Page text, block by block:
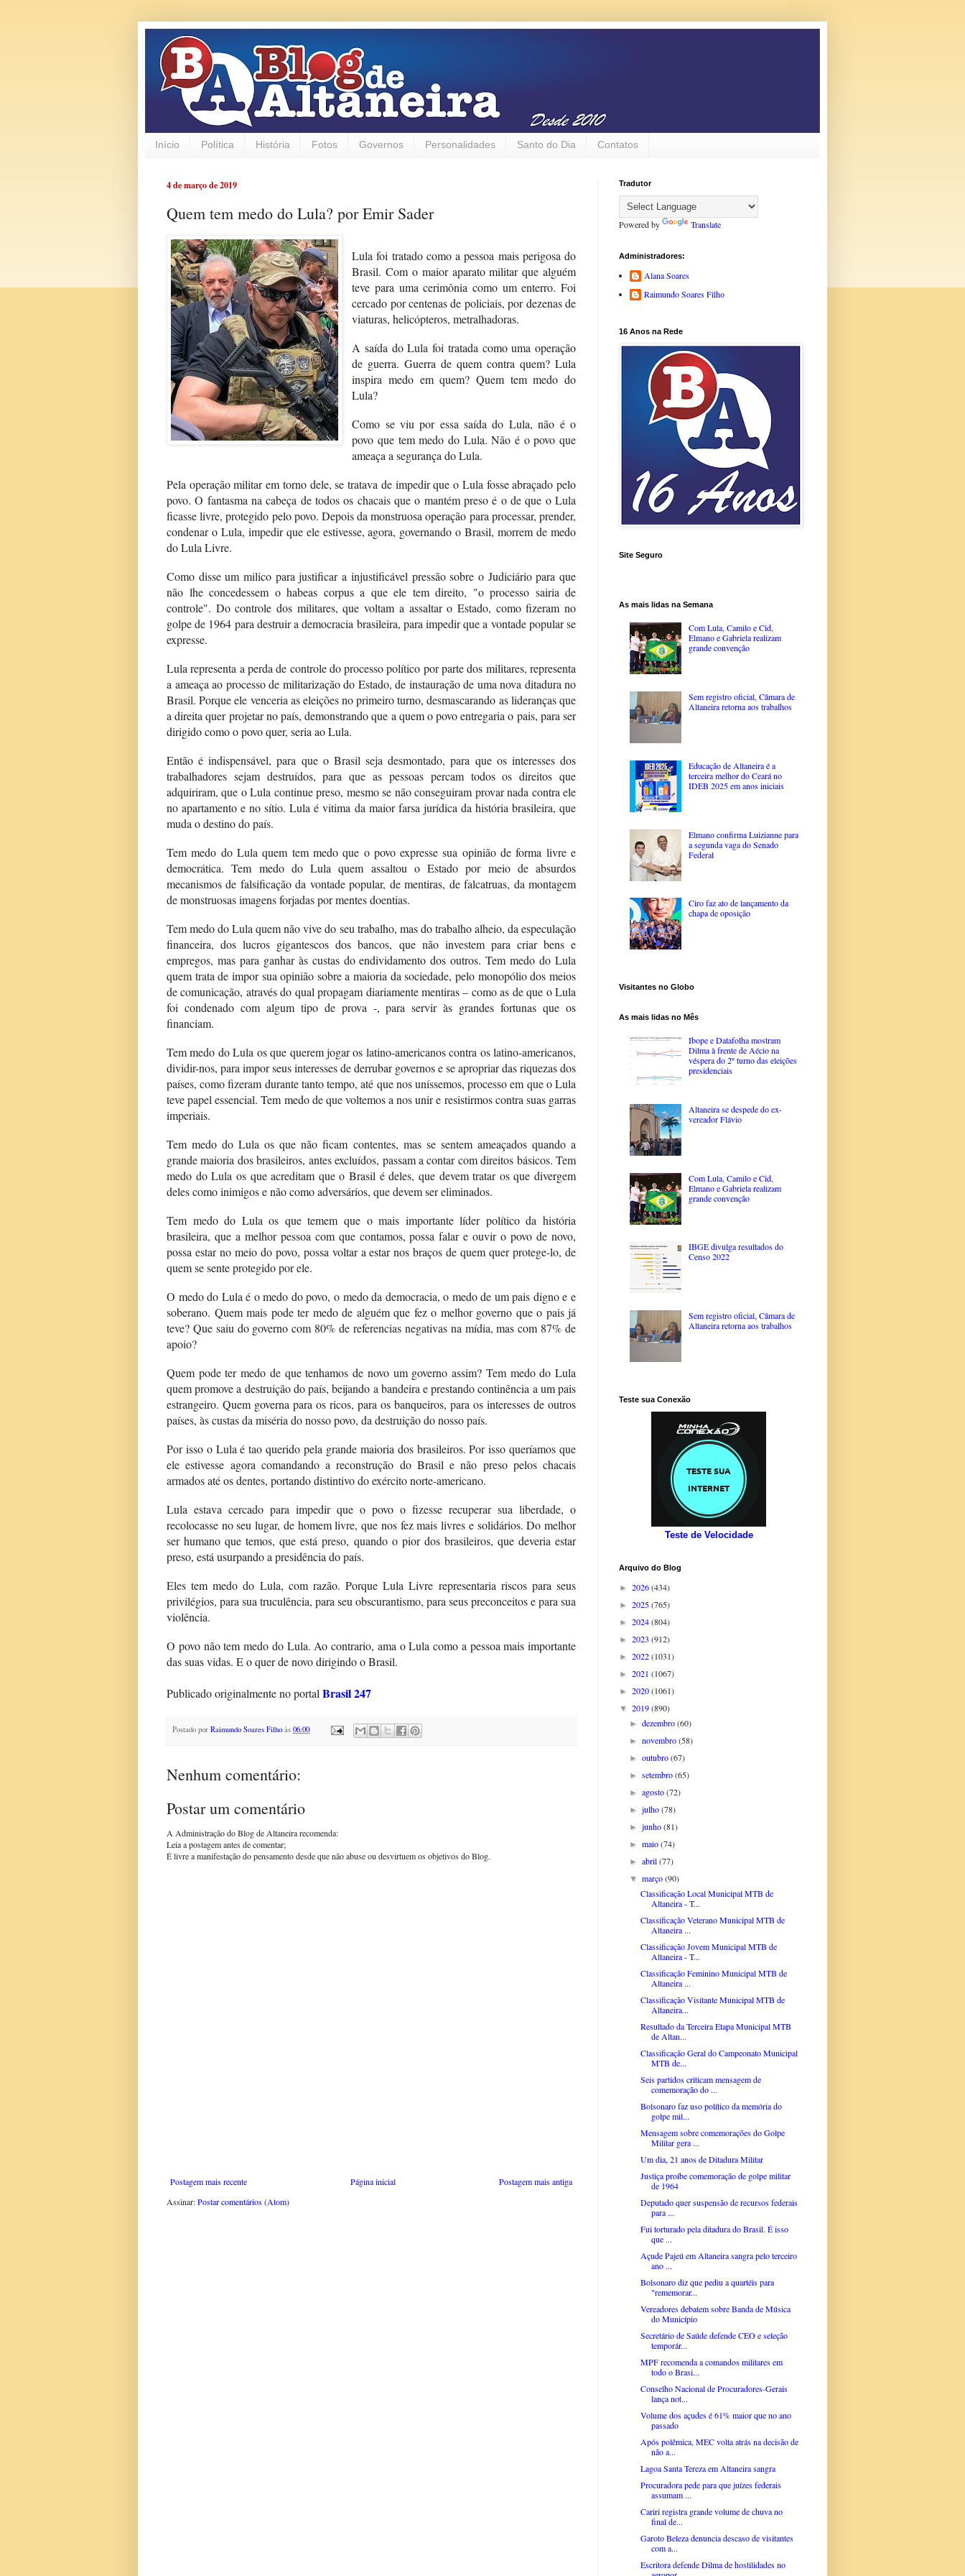
Início Política História Fotos Governos Personalidades Santo do Dia Contatos
4 de março de 2019
Quem tem medo do Lula? por Emir Sader
Lula foi tratado como a pessoa mais perigosa do
Brasil. Com o maior aparato militar que alguém
teve para uma cerimônia como um enterro. Foi
cercado por centenas de policiais, por dezenas de
viaturas, helicópteros, metralhadoras.
A saída do Lula foi tratada como uma operação
de guerra. Guerra de quem contra quem? Lula
inspira medo em quem? Quem tem medo do
Lula?
Como se viu por essa saída do Lula, não é o
povo que tem medo do Lula. Não é o povo que
ameaça a segurança do Lula.
Pela operação militar em torno dele, se tratava de impedir que o Lula fosse abraçado pelo
povo. O fantasma na cabeça de todos os chacais que o mantém preso é o de que o Lula
ficasse livre, protegido pelo povo. Depois da monstruosa operação para processar, prender,
condenar o Lula, impedir que ele estivesse, agora, governando o Brasil, morrem de medo
do Lula Livre.
Como disse um milico para justificar a injustificável pressão sobre o Judiciário para que
não lhe concedessem o habeas corpus a que ele tem direito, "o processo sairia de
controle". Do controle dos militares, que voltam a assaltar o Estado, como fizeram no
golpe de 1964 para destruir a democracia brasileira, para impedir que a vontade popular se
expresse.
Lula representa a perda de controle do processo político por parte dos militares, representa
a ameaça ao processo de militarização do Estado, de instauração de uma nova ditadura no
Brasil. Porque ele venceria as eleições no primeiro turno, desmascarando as lideranças que
a direita quer projetar no país, demonstrando que a quem o povo entregaria o pais, para ser
dirigido como o povo quer, seria ao Lula.
Então é indispensável, para que o Brasil seja desmontado, para que os interesses dos
trabalhadores sejam destruídos, para que as pessoas percam todos os direitos que
adquiriram, que o Lula continue preso, mesmo se não conseguiram provar nada contra ele
no apartamento e no sítio. Lula é vitima da maior farsa jurídica da história brasileira, que
muda o destino do país.
Tem medo do Lula quem tem medo que o povo expresse sua opinião de forma livre e
democrática. Tem medo do Lula quem assaltou o Estado por meio de absurdos
mecanismos de falsificação da vontade popular, de mentiras, de falcatruas, da montagem
de monstruosas imagens forjadas por mentes doentias.
Tem medo do Lula quem não vive do seu trabalho, mas do trabalho alheio, da especulação
financeira, dos lucros gigantescos dos bancos, que não investem para criar bens e
empregos, mas para ganhar às custas do endividamento dos outros. Tem medo do Lula
quem trata de impor sua opinião sobre a maioria da sociedade, pelo monopólio dos meios
de comunicação, através do qual propagam diariamente mentiras – como as de que o Lula
foi condenado com algum tipo de prova -, para servir às grandes fortunas que os
financiam.
Tem medo do Lula os que querem jogar os latino-americanos contra os latino-americanos,
dividir-nos, para impor seus interesses de derrubar governos e se apropriar das riquezas dos
países, como fizeram durante tanto tempo, até que nos uníssemos, processo em que o Lula
teve papel essencial. Tem medo de que voltemos a nos unir e resistirmos contra suas garras
imperiais.
Tem medo do Lula os que não ficam contentes, mas se sentem ameaçados quando a
grande maioria dos brasileiros, antes excluídos, passam a contar com direitos básicos. Tem
medo do Lula os que acreditam que o Brasil é deles, que devem tratar os que divergem
deles como inimigos e não como adversários, que devem ser eliminados.
Tem medo do Lula os que temem que o mais importante líder político da história
brasileira, que a melhor pessoa com que contamos, possa falar e ouvir o povo de novo,
possa estar no meio do povo, possa voltar a estar nos braços de quem quer protege-lo, de
quem se sente protegido por ele.
O medo do Lula é o medo do povo, o medo da democracia, o medo de um pais digno e e
soberano. Quem mais pode ter medo de alguém que fez o melhor governo que o pais já
teve? Que saiu do governo com 80% de referencias negativas na mídia, mas com 87% de
apoio?
Quem pode ter medo de que tenhamos de novo um governo assim? Tem medo do Lula
quem promove a destruição do país, beijando a bandeira e prestando continência a um pais
estrangeiro. Quem governa para os ricos, para os banqueiros, para os interesses de outros
países, às custas da miséria do nosso povo, da destruição do nosso país.
Por isso o Lula é tao querido pela grande maioria dos brasileiros. Por isso queríamos que
ele estivesse agora comandando a reconstrução do Brasil e não preso pelos chacais
armados até os dentes, portando distintivo do exército norte-americano.
Lula estava cercado para impedir que o povo o fizesse recuperar sua liberdade, o
recolocasse no seu lugar, de homem livre, que nos fez mais livres e solidários. Do melhor
ser humano que temos, que está preso, quando o pior dos brasileiros, que deveria estar
preso, está usurpando a presidência do país.
Eles tem medo do Lula, com razão. Porque Lula Livre representaria riscos para seus
privilégios, para sua truculência, para seu obscurantismo, para seus preconceitos e para sua
violência.
O povo não tem medo do Lula. Ao contrario, ama o Lula como a pessoa mais importante
das suas vidas. E o quer de novo dirigindo o Brasil.
Publicado originalmente no portalBrasil 247
Postado por Raimundo Soares Filho às 06:00
Nenhum comentário:
Postar um comentário
A Administração do Blog de Altaneira recomenda:
Leia a postagem antes de comentar;
É livre a manifestação do pensamento desde que não abuse ou desvirtuem os objetivos do Blog.
Postagem mais recente Postagem mais antiga
Página inicial
Assinar:Postar comentários (Atom)
Tradutor
Powered by Translate
Administradores:
Alana Soares
Raimundo Soares Filho
16 Anos na Rede
Site Seguro
As mais lidas na Semana
Com Lula, Camilo e Cid,
Elmano e Gabriela realizam
grande convenção
Sem registro oficial, Câmara de
Altaneira retorna aos trabalhos
Educação de Altaneira é a
terceira melhor do Ceará no
IDEB 2025 em anos iniciais
Elmano confirma Luizianne para
a segunda vaga do Senado
Federal
Ciro faz ato de lançamento da
chapa de oposição
Visitantes no Globo
As mais lidas no Mês
Ibope e Datafolha mostram
Dilma à frente de Aécio na
véspera do 2º turno das eleições
presidenciais
Altaneira se despede do ex-
vereador Flávio
Com Lula, Camilo e Cid,
Elmano e Gabriela realizam
grande convenção
IBGE divulga resultados do
Censo 2022
Sem registro oficial, Câmara de
Altaneira retorna aos trabalhos
Teste sua Conexão
Teste de Velocidade
Arquivo do Blog
► 2026(434)
► 2025(765)
► 2024(804)
► 2023 (912)
► 2022(1031)
► 2021 (1067)
► 2020(1061)
▼ 2019(890)
►dezembro(60)
►novembro(58)
►outubro(67)
►setembro(65)
►agosto(72)
►julho(78)
►junho(81)
►maio(74)
►abril(77)
▼março(90)
Classificação Local Municipal MTB de
Altaneira - T...
Classificação Veterano Municipal MTB de
Altaneira ...
Classificação Jovem Municipal MTB de
Altaneira - T...
Classificação Feminino Municipal MTB de
Altaneira ...
Classificação Visitante Municipal MTB de
Altaneira...
Resultado da Terceira Etapa Municipal MTB
de Altan...
Classificação Geral do Campeonato Municipal
MTB de...
Seis partidos criticam mensagem de
comemoração do ...
Bolsonaro faz uso político da memória do
golpe mil...
Mensagem sobre comemorações do Golpe
Militar gera ...
Um dia, 21 anos de Ditadura Militar
Justiça proíbe comemoração de golpe militar
de 1964
Deputado quer suspensão de recursos federais
para ...
Fui torturado pela ditadura do Brasil. É isso
que ...
Açude Pajeú em Altaneira sangra pelo terceiro
ano ...
Bolsonaro diz que pediu a quartéis para
"rememorar...
Vereadores debatem sobre Banda de Música
do Município
Secretário de Saúde defende CEO e seleção
temporár...
MPF recomenda a comandos militares em
todo o Brasi...
Conselho Nacional de Procuradores-Gerais
lança not...
Volume dos açudes é 61% maior que no ano
passado
Após polêmica, MEC volta atrás na decisão de
não a...
Lagoa Santa Tereza em Altaneira sangra
Procuradora pede para que juízes federais
assumam ...
Cariri registra grande volume de chuva no
final de...
Garoto Beleza denuncia descaso de visitantes
com a...
Escritora defende Dilma de hostilidades no